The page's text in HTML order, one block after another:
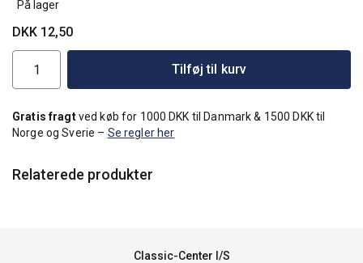
På lager
DKK 12,50
Tilføj til kurv
Gratis fragtved køb for 1000 DKK til Danmark & 1500 DKK til
Norge og Sverie – Se regler her
Relaterede produkter
Classic-Center I/S